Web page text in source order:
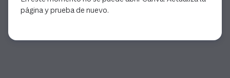
página y prueba de nuevo.